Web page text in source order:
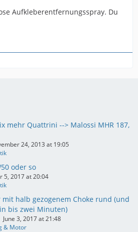
Aufkleberentfernungsspray. Du
mehr Quattrini --> Malossi MHR 187,
24, 2013 at 19:05
oder so
5, 2017 at 20:04
halb gezogenem Choke rund (und
bis zwei Minuten)
June 3, 2017 at 21:48
& Motor